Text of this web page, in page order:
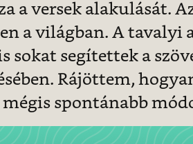
a versek alakulását.
a világban. A
sokat segítettek a
Rájöttem,
spontánabb